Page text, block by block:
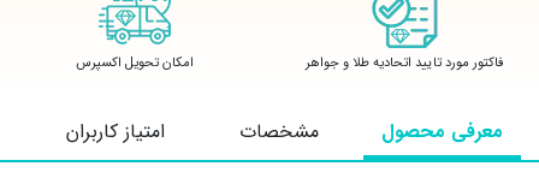
فاکتور مورد تایید اتحادیه طلا و جواهر امکان تحویل اکسپرس
معرفی محصول مشخصات امتیاز کاربران